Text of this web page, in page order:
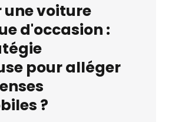
voiture
d'occasion :
pour alléger
?